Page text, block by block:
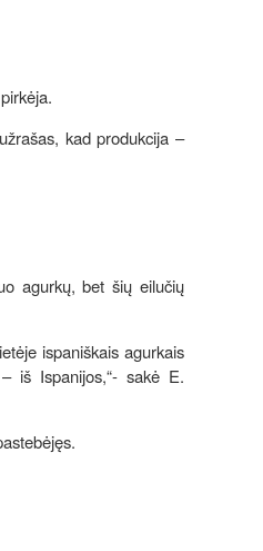
kad produkcija –
agurkų, bet šių eilučių
ispaniškais agurkais
iš Ispanijos,“- sakė E.